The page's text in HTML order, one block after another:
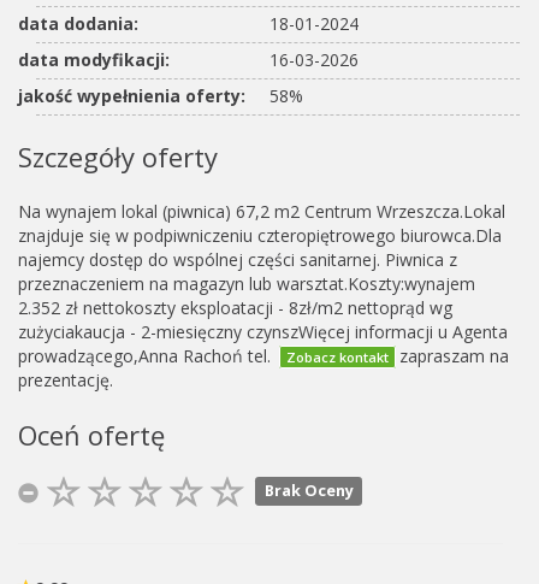
data dodania:
18-01-2024
data modyfikacji:
16-03-2026
jakość wypełnienia oferty:
58%
Szczegóły oferty
Na wynajem lokal (piwnica) 67,2 m2 Centrum Wrzeszcza.Lokal
znajduje się w podpiwniczeniu czteropiętrowego biurowca.Dla
najemcy dostęp do wspólnej części sanitarnej. Piwnica z
przeznaczeniem na magazyn lub warsztat.Koszty:wynajem
2.352 zł nettokoszty eksploatacji - 8zł/m2 nettoprąd wg
zużyciakaucja - 2-miesięczny czynszWięcej informacji u Agenta
prowadzącego,Anna Rachoń tel.
Zobacz kontakt
zapraszam na
prezentację.
Oceń ofertę
Brak Oceny